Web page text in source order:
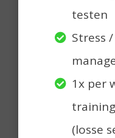
testen
Stress
1x per
training
(losse